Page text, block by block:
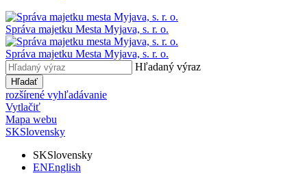
Správa majetku Mesta Myjava, s. r. o.
Správa majetku Mesta Myjava, s. r. o.
Hľadaný výraz
Hľadať
rozšírené vyhľadávanie
Vytlačiť
Mapa webu
SKSlovensky
SKSlovensky
ENEnglish